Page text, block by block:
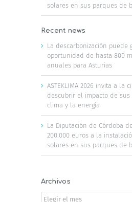
solares en sus parques de
Recent news
La descarbonización puede
oportunidad de hasta 800
anuales para Asturias
ASTEKLIMA 2026 invita a la
descubrir el impacto de sus
clima y la energía
La Diputación de Córdoba
200.000 euros a la
solares en sus parques de
Archivos
Archivos